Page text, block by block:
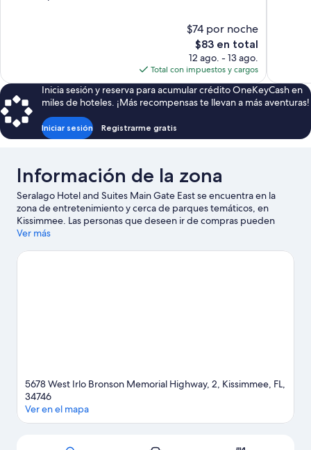
$74 por noche
El
precio
actual
es
de
$83
$83 en total
12 ago. - 13 ago.
Total con impuestos y cargos
Inicia sesión y reserva para acumular crédito OneKeyCash en
miles de hoteles. ¡Más recompensas te llevan a más aventuras!
Iniciar sesión Registrarme gratis
Información de la zona
Seralago Hotel and Suites Main Gate East se encuentra en la
zona de entretenimiento y cerca de parques temáticos, en
Kissimmee. Las personas que deseen ir de compras pueden
visitar Complejo de entretenimiento Old Town y Centro outlet
conocer los puntos de interés más famosos del área pueden ir a
Ver más
5678 West Irlo Bronson Memorial Highway, 2, Kissimmee, FL,
34746
Ver en el mapa